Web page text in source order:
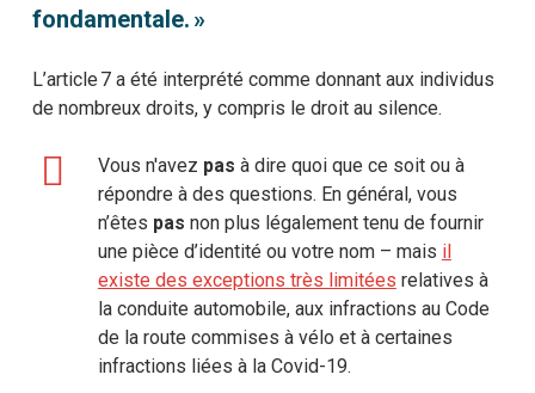
fondamentale. »
L’article 7 a été interprété comme donnant aux individus
de nombreux droits, y compris le droit au silence.
Vous n'avez pas à dire quoi que ce soit ou à
répondre à des questions. En général, vous
n’êtes pas non plus légalement tenu de fournir
une pièce d’identité ou votre nom – mais il
existe des exceptions très limitées relatives à
la conduite automobile, aux infractions au Code
de la route commises à vélo et à certaines
infractions liées à la Covid-19.